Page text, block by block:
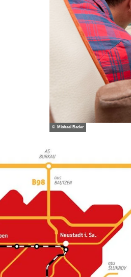
© Michael Bader